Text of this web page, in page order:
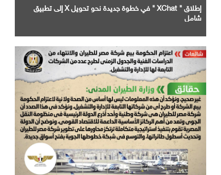
إطلاق " XChat " في خطوة جديدة نحو تحويل X إلى تطبيق
شامل